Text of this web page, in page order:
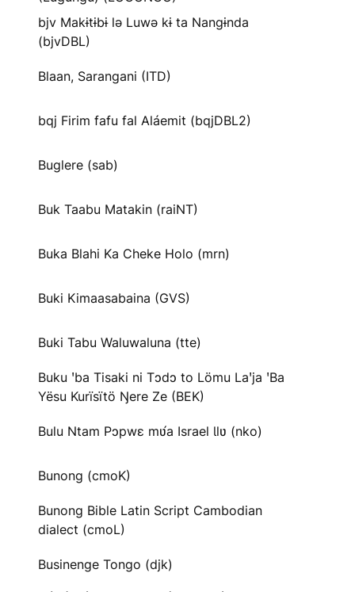
bjv Makɨtɨbɨ lə Luwə kɨ ta Nangɨnda
(bjvDBL)
Blaan, Sarangani (ITD)
bqj Firim fafu fal Aláemit (bqjDBL2)
Buglere (sab)
Buk Taabu Matakin (raiNT)
Buka Blahi Ka Cheke Holo (mrn)
Buki Kimaasabaina (GVS)
Buki Tabu Waluwaluna (tte)
Buku ꞌba Tisaki ni Tɔdɔ to Lömu Laꞌja ꞌBa
Yësu Kurïsïtö Ŋere Ze (BEK)
Bulu Ntam Pɔpwɛ mʋ́a Israel Ɩlʋ (nko)
Bunong (cmoK)
Bunong Bible Latin Script Cambodian
dialect (cmoL)
Businenge Tongo (djk)